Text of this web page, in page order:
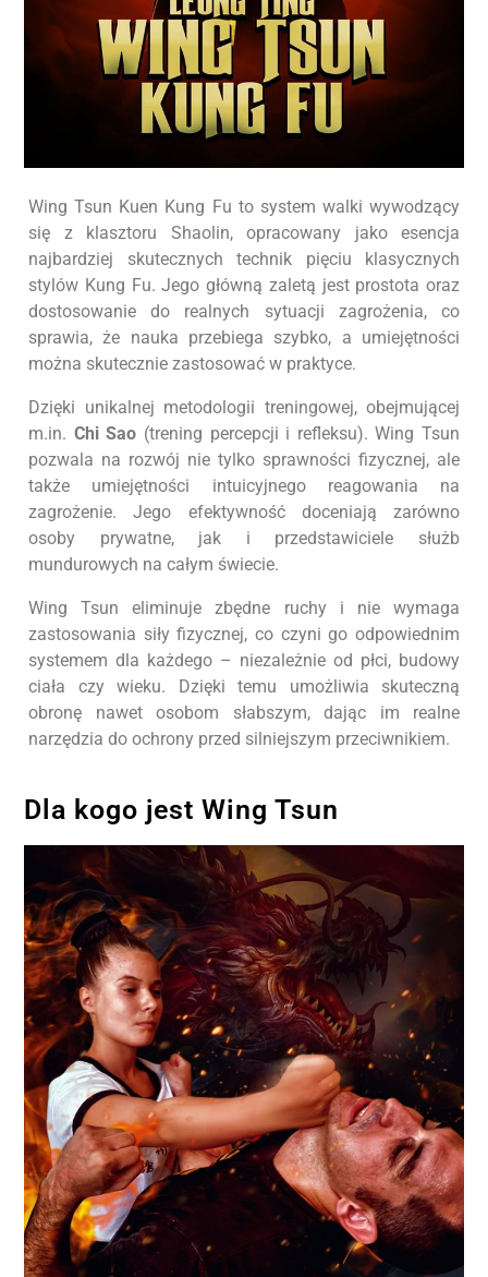
Wing Tsun Kuen Kung Fu to system walki wywodzący
się z klasztoru Shaolin, opracowany jako esencja
najbardziej skutecznych technik pięciu klasycznych
stylów Kung Fu. Jego główną zaletą jest prostota oraz
dostosowanie do realnych sytuacji zagrożenia, co
sprawia, że nauka przebiega szybko, a umiejętności
można skutecznie zastosować w praktyce.
Dzięki unikalnej metodologii treningowej, obejmującej
m.in. Chi Sao (trening percepcji i refleksu). Wing Tsun
pozwala na rozwój nie tylko sprawności fizycznej, ale
także umiejętności intuicyjnego reagowania na
zagrożenie. Jego efektywność doceniają zarówno
osoby prywatne, jak i przedstawiciele służb
mundurowych na całym świecie.
Wing Tsun eliminuje zbędne ruchy i nie wymaga
zastosowania siły fizycznej, co czyni go odpowiednim
systemem dla każdego – niezależnie od płci, budowy
ciała czy wieku. Dzięki temu umożliwia skuteczną
obronę nawet osobom słabszym, dając im realne
narzędzia do ochrony przed silniejszym przeciwnikiem.
Dla kogo jest Wing Tsun